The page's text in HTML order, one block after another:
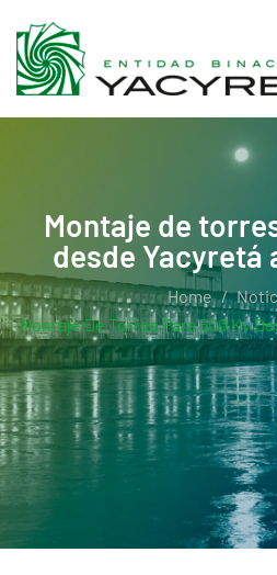
Montaje de
desde Yacyretá
Home
Montaje De Torres Para 500 Kv